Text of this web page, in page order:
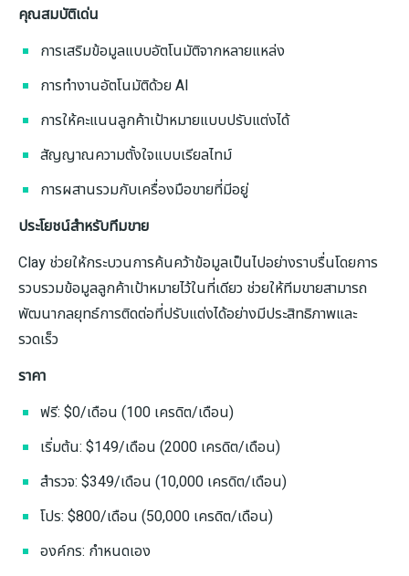
คุณสมบัติเด่น
การเสริมข้อมูลแบบอัตโนมัติจากหลายแหล่ง
การทำงานอัตโนมัติด้วย AI
การให้คะแนนลูกค้าเป้าหมายแบบปรับแต่งได้
สัญญาณความตั้งใจแบบเรียลไทม์
การผสานรวมกับเครื่องมือขายที่มีอยู่
ประโยชน์สำหรับทีมขาย
Clay ช่วยให้กระบวนการค้นคว้าข้อมูลเป็นไปอย่างราบรื่นโดยการ
รวบรวมข้อมูลลูกค้าเป้าหมายไว้ในที่เดียว ช่วยให้ทีมขายสามารถ
พัฒนากลยุทธ์การติดต่อที่ปรับแต่งได้อย่างมีประสิทธิภาพและ
รวดเร็ว
ราคา
ฟรี: $0/เดือน (100 เครดิต/เดือน)
เริ่มต้น: $149/เดือน (2000 เครดิต/เดือน)
สำรวจ: $349/เดือน (10,000 เครดิต/เดือน)
โปร: $800/เดือน (50,000 เครดิต/เดือน)
องค์กร: กำหนดเอง